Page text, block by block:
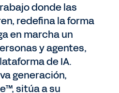
donde las
redefina la forma
en marcha un
y agentes,
de IA.
generación,
sitúa a su